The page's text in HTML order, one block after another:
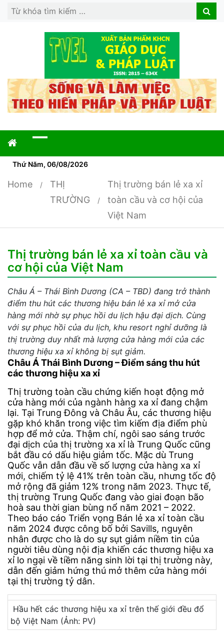
Search
Search
Thứ Năm, 06/08/2026
Home
THỊ
TRƯỜNG
Thị trường bán lẻ xa xỉ
toàn cầu và cơ hội của
Việt Nam
Thị trường bán lẻ xa xỉ toàn cầu và
cơ hội của Việt Nam
Châu Á – Thái Bình Dương (CA – TBD) đang trở thành
điểm thu hút các thương hiệu bán lẻ xa xỉ mở cửa
hàng mới nhờ sự phục hồi du lịch hậu đại dịch. Cùng
với sự phục hồi của du lịch, khu resort nghỉ dưỡng là
thị trường duy nhất mà lượng cửa hàng mới của các
thương hiệu xa xỉ không bị sụt giảm.
Châu Á Thái Bình Dương – Điểm sáng thu hút
các thương hiệu xa xỉ
Thị trường toàn cầu chứng kiến hoạt động mở
cửa hàng mới của ngành hàng xa xỉ đang chậm
lại. Tại Trung Đông và Châu Âu, các thương hiệu
gặp khó khăn trong việc tìm kiếm địa điểm phù
hợp để mở cửa. Thậm chí, ngôi sao sáng trước
đại dịch của thị trường xa xỉ là Trung Quốc cũng
bắt đầu có dấu hiệu giảm tốc. Mặc dù Trung
Quốc vẫn dẫn đầu về số lượng cửa hàng xa xỉ
mới, chiếm tỷ lệ 41% trên toàn cầu, nhưng tốc độ
mở rộng đã giảm 12% trong năm 2023. Thực tế,
thị trường Trung Quốc đang vào giai đoạn bão
hoà sau thời gian bùng nổ năm 2021 – 2022.
Theo báo cáo Triển vọng Bán lẻ xa xỉ toàn cầu
năm 2024 được công bố bởi Savills, nguyên
nhân được cho là do sự sụt giảm niềm tin của
người tiêu dùng nội địa khiến các thương hiệu xa
xỉ lo ngại về tiềm năng sinh lời tại thị trường này,
dẫn đến giảm hứng thú mở thêm cửa hàng mới
tại thị trường tỷ dân.
Hầu hết các thương hiệu xa xỉ trên thế giới đều đổ
bộ Việt Nam (Ảnh: PV)